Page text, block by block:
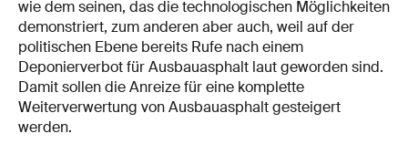
wie dem seinen, das die technologischen Möglichkeiten
demonstriert, zum anderen aber auch, weil auf der
politischen Ebene bereits Rufe nach einem
Deponierverbot für Ausbauasphalt laut geworden sind.
Damit sollen die Anreize für eine komplette
Weiterverwertung von Ausbauasphalt gesteigert
werden.